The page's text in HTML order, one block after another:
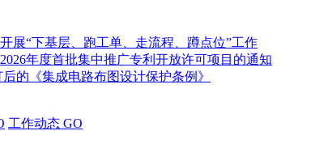
展“下基层、跑工单、走流程、蹲点位”工作
年度首批集中推广专利开放许可项目的通知
的《集成电路布图设计保护条例》
工作动态 GO